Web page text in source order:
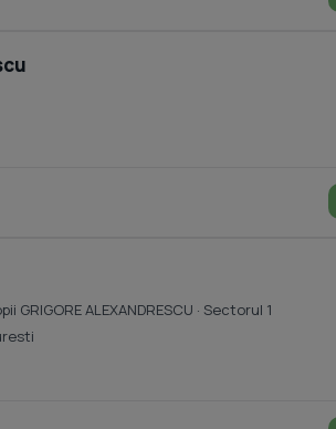
ALEXANDRESCU · Sectorul 1